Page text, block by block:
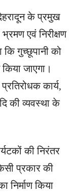
के प्रमुख
एवं निरीक्षण
कि गुच्छूपानी को
जाएगा।
प्रतिरोधक कार्य,
की व्यवस्था के
की निरंतर
प्रकार की
निर्माण किया